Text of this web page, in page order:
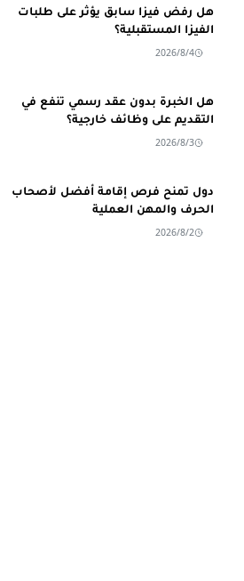
هل رفض فيزا سابق يؤثر على طلبات
الفيزا المستقبلية؟
2026/8/4
هل الخبرة بدون عقد رسمي تنفع في
التقديم على وظائف خارجية؟
2026/8/3
دول تمنح فرص إقامة أفضل لأصحاب
الحرف والمهن العملية
2026/8/2